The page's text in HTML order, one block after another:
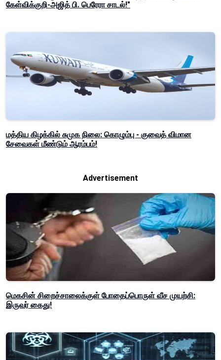
கேள்விக்குறி-அஜித் பி. பெரேரா சாடல்!"
மத்திய கிழக்கில் சுமுக நிலை: கொழும்பு - குவைத் விமான
சேவைகள் மீண்டும் ஆரம்பம்!
Advertisement
மெகசின் சிறைச்சாலைக்குள் போதைப்பொருள் வீச முயற்சி:
இருவர் கைது!